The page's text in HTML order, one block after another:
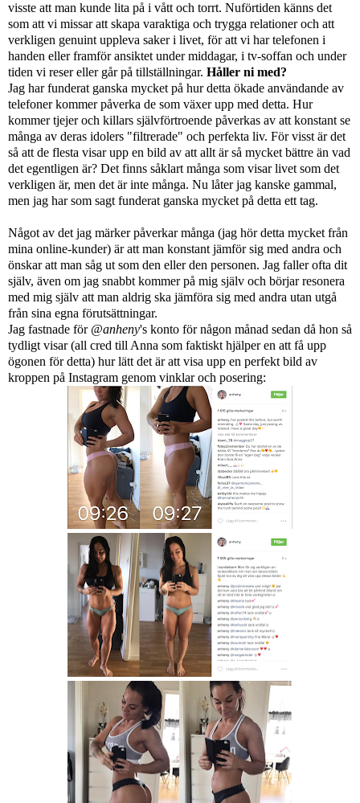
visste att man kunde lita på i vått och torrt. Nuförtiden känns det
som att vi missar att skapa varaktiga och trygga relationer och att
verkligen genuint uppleva saker i livet, för att vi har telefonen i
handen eller framför ansiktet under middagar, i tv-soffan och under
tiden vi reser eller går på tillställningar. Håller ni med?
Jag har funderat ganska mycket på hur detta ökade användande av
telefoner kommer påverka de som växer upp med detta. Hur
kommer tjejer och killars självförtroende påverkas av att konstant se
många av deras idolers "filtrerade" och perfekta liv. För visst är det
så att de flesta visar upp en bild av att allt är så mycket bättre än vad
det egentligen är? Det finns såklart många som visar livet som det
verkligen är, men det är inte många. Nu låter jag kanske gammal,
men jag har som sagt funderat ganska mycket på detta ett tag.
Något av det jag märker påverkar många (jag hör detta mycket från
mina online-kunder) är att man konstant jämför sig med andra och
önskar att man såg ut som den eller den personen. Jag faller ofta dit
själv, även om jag snabbt kommer på mig själv och börjar resonera
med mig själv att man aldrig ska jämföra sig med andra utan utgå
från sina egna förutsättningar.
Jag fastnade för @anheny's konto för någon månad sedan då hon så
tydligt visar (all cred till Anna som faktiskt hjälper en att få upp
ögonen för detta) hur lätt det är att visa upp en perfekt bild av
kroppen på Instagram genom vinklar och posering: